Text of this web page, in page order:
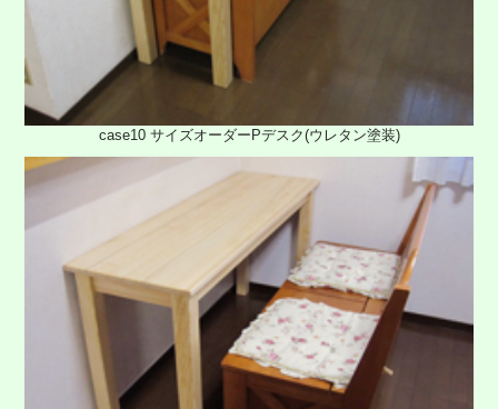
case10 サイズオーダーPデスク(ウレタン塗装)